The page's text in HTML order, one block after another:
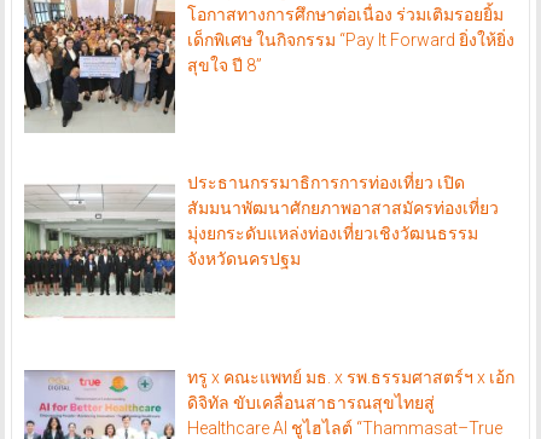
โอกาสทางการศึกษาต่อเนื่อง ร่วมเติมรอยยิ้ม
เด็กพิเศษ ในกิจกรรม “Pay It Forward ยิ่งให้ยิ่ง
สุขใจ ปี 8”
ประธานกรรมาธิการการท่องเที่ยว เปิด
สัมมนาพัฒนาศักยภาพอาสาสมัครท่องเที่ยว
มุ่งยกระดับแหล่งท่องเที่ยวเชิงวัฒนธรรม
จังหวัดนครปฐม
ทรู x คณะแพทย์ มธ. x รพ.ธรรมศาสตร์ฯ x เอ้ก
ดิจิทัล ขับเคลื่อนสาธารณสุขไทยสู่
Healthcare AI ชูไฮไลต์ “Thammasat–True